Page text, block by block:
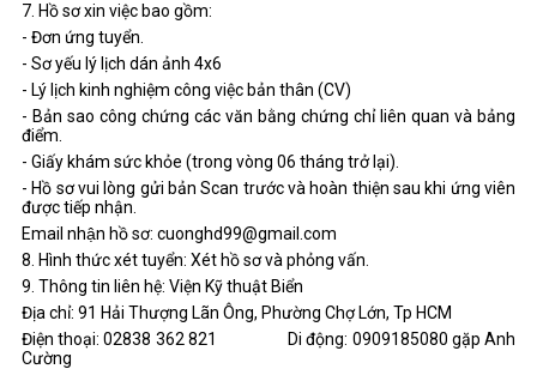
7. Hồ sơ xin việc bao gồm:
- Đơn ứng tuyển.
- Sơ yếu lý lịch dán ảnh 4x6
- Lý lịch kinh nghiệm công việc bản thân (CV)
- Bản sao công chứng các văn bằng chứng chỉ liên quan và bảng
điểm.
- Giấy khám sức khỏe (trong vòng 06 tháng trở lại).
- Hồ sơ vui lòng gửi bản Scan trước và hoàn thiện sau khi ứng viên
được tiếp nhận.
Email nhận hồ sơ: cuonghd99@gmail.com
8. Hình thức xét tuyển: Xét hồ sơ và phỏng vấn.
9. Thông tin liên hệ: Viện Kỹ thuật Biển
Địa chỉ: 91 Hải Thượng Lãn Ông, Phường Chợ Lớn, Tp HCM
Điện thoại: 02838 362 821 Di động: 0909185080 gặp Anh
Cường